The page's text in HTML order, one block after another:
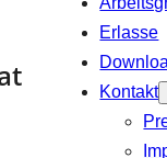
Erlasse
Kontakt